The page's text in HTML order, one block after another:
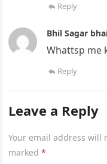
Reply
Bhil Sagar
Whattsp me
Reply
Leave a Reply
Your email address will
marked*